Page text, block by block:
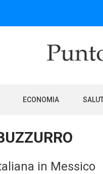
ECONOMIA
in Messico